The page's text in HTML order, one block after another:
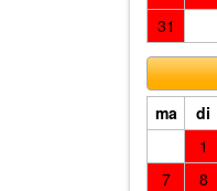
31
ma
di
1
7
8